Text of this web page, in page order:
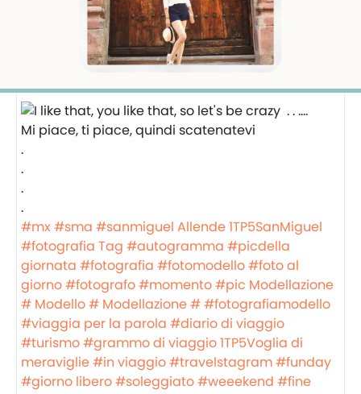
Mi piace, ti piace, quindi scatenatevi ️
.
.
.
.
#mx#sma #sanmiguel Allende1TP5SanMiguel
#fotografia Tag #autogramma #picdella
giornata #fotografia #fotomodello#foto al
giorno#fotografo#momento#pic Modellazione
# Modello # Modellazione ##fotografiamodello
#viaggia per la parola #diario di viaggio
#turismo#grammo di viaggio1TP5Voglia di
meraviglie#in viaggio#travelstagram#funday
#giorno libero#soleggiato#weeekend #fine